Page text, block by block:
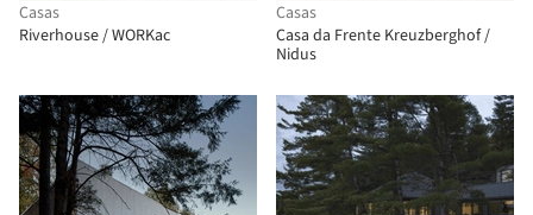
Casas
Riverhouse / WORKac
Casas
Casa da Frente Kreuzberghof /
Nidus